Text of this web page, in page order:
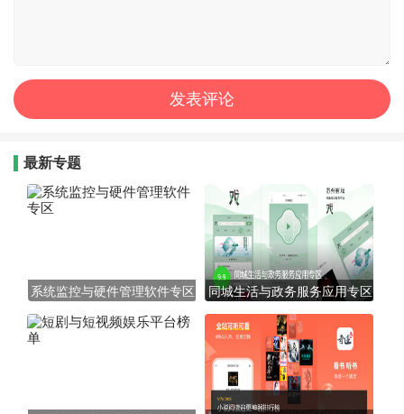
最新专题
系统监控与硬件管理软件专区 同城生活与政务服务应用专区